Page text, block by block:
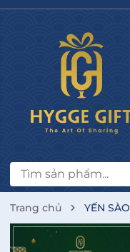
Trang chủ YẾN SÀO